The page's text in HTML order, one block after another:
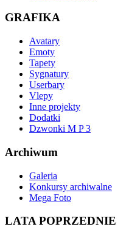
GRAFIKA
Avatary
Emoty
Tapety
Sygnatury
Userbary
Vlepy
Inne projekty
Dodatki
Dzwonki M P 3
Archiwum
Galeria
Konkursy archiwalne
Mega Foto
LATA POPRZEDNIE